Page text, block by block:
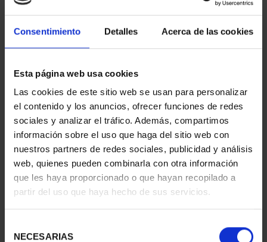
Consentimiento Detalles Acerca de las cookies
Esta página web usa cookies
Las cookies de este sitio web se usan para personalizar
el contenido y los anuncios, ofrecer funciones de redes
sociales y analizar el tráfico. Además, compartimos
información sobre el uso que haga del sitio web con
nuestros partners de redes sociales, publicidad y análisis
web, quienes pueden combinarla con otra información
que les haya proporcionado o que hayan recopilado a
partir del uso que haya hecho de sus servicios.
NECESARIAS
COPPER MEDAL 'RIO
LLOBREGAT'
€18.00
COPPER MEDAL 'CASA
EN EL VALLE DE ARÁN''
€18.00